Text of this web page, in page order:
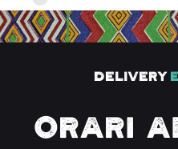
Delivery
ORARI